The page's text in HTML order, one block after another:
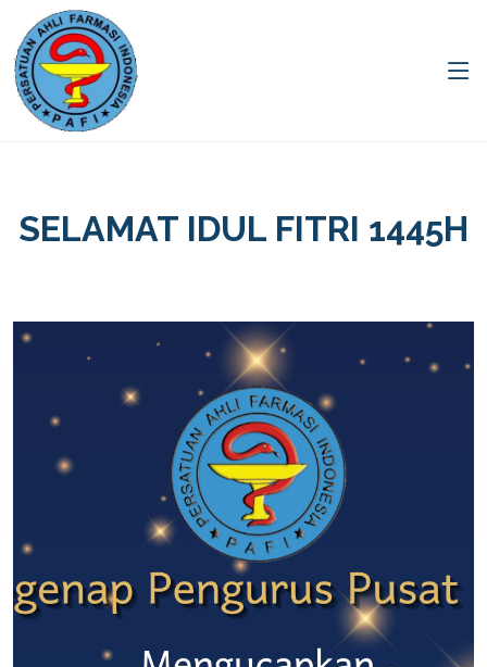
SELAMAT IDUL FITRI 1445H